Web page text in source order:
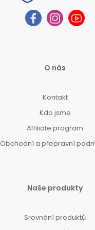
O nás
Kontakt
Kdo jsme
Affiliate program
Obchodní a přepravní
Naše produkty
Srovnání produktů